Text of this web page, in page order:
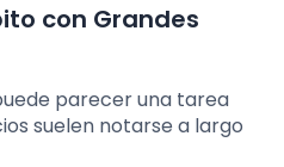
con Grandes
parecer una tarea
suelen notarse a largo